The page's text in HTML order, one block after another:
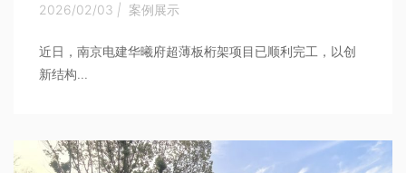
2026/02/03 | 案例展示
近日，南京电建华曦府超薄板桁架项目已顺利完工，以创
新结构...